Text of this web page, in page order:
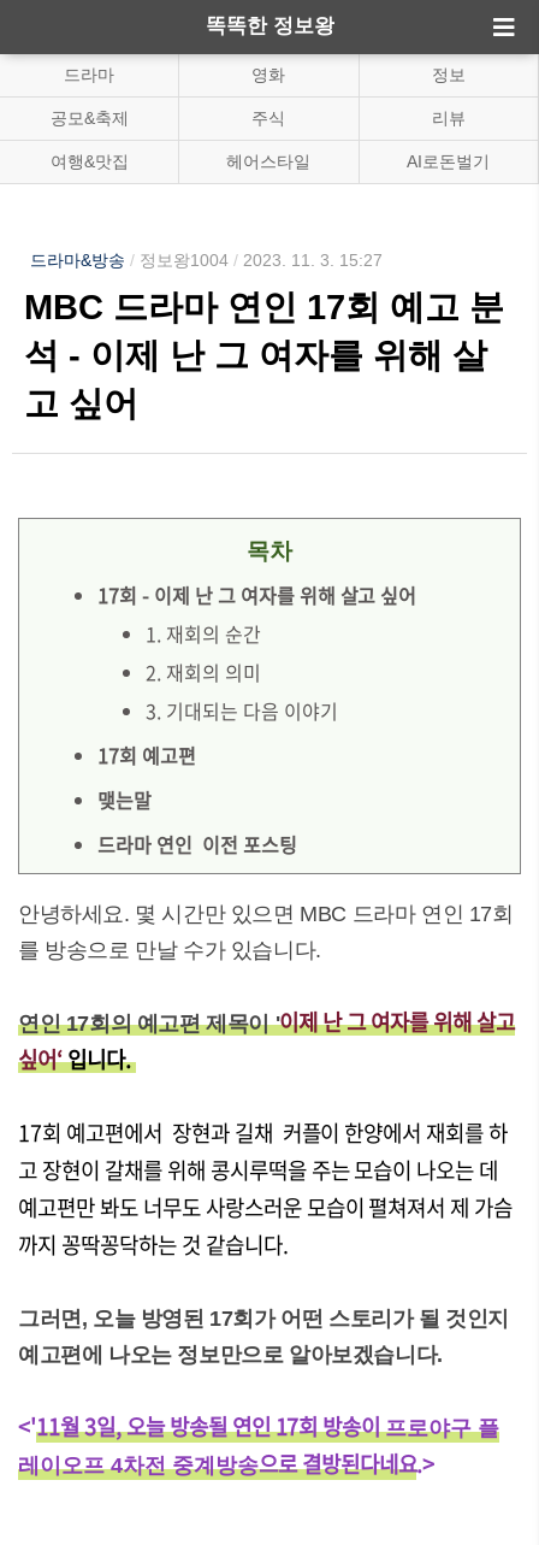
똑똑한 정보왕
드라마 영화 정보
공모&축제 주식 리뷰
여행&맛집 헤어스타일 AI로돈벌기
드라마&방송 / 정보왕1004 / 2023. 11. 3. 15:27
MBC 드라마 연인 17회 예고 분
석 - 이제 난 그 여자를 위해 살
고 싶어
목차
17회 - 이제 난 그 여자를 위해 살고 싶어
1. 재회의 순간
2. 재회의 의미
3. 기대되는 다음 이야기
17회 예고편
맺는말
드라마 연인 이전 포스팅
안녕하세요. 몇 시간만 있으면 MBC 드라마 연인 17회
를 방송으로 만날 수가 있습니다.
연인 17회의 예고편 제목이 '이제 난 그 여자를 위해 살고
싶어‘입니다.
17회 예고편에서 장현과 길채 커플이 한양에서 재회를 하
고 장현이 갈채를 위해 콩시루떡을 주는 모습이 나오는 데
예고편만 봐도 너무도 사랑스러운 모습이 펼쳐져서 제 가슴
까지 꽁딱꽁닥하는 것 같습니다.
그러면, 오늘 방영된 17회가 어떤 스토리가 될 것인지
예고편에 나오는 정보만으로 알아보겠습니다.
<'11월 3일, 오늘 방송될 연인 17회 방송이프로야구 플
레이오프 4차전 중계방송으로결방된다네요.>